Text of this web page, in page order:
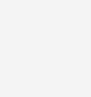
erst noch
untereinander ist
Gas-Heizungen